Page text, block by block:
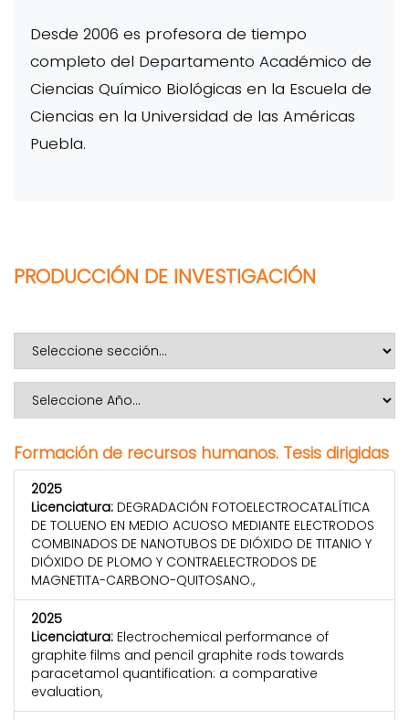
Desde 2006 es profesora de tiempo
completo del Departamento Académico de
Ciencias Químico Biológicas en la Escuela de
Ciencias en la Universidad de las Américas
Puebla.
PRODUCCIÓN DE INVESTIGACIÓN
Formación de recursos humanos. Tesis dirigidas
2025
Licenciatura: DEGRADACIÓN FOTOELECTROCATALÍTICA
DE TOLUENO EN MEDIO ACUOSO MEDIANTE ELECTRODOS
COMBINADOS DE NANOTUBOS DE DIÓXIDO DE TITANIO Y
DIÓXIDO DE PLOMO Y CONTRAELECTRODOS DE
MAGNETITA-CARBONO-QUITOSANO.,
2025
Licenciatura: Electrochemical performance of
graphite films and pencil graphite rods towards
paracetamol quantification: a comparative
evaluation,